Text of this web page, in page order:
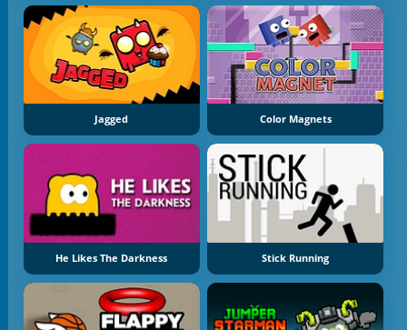
Jagged Color Magnets
He Likes The Darkness Stick Running